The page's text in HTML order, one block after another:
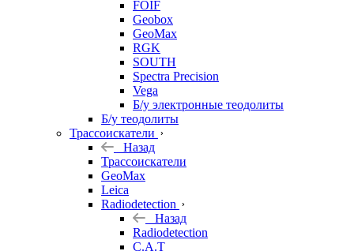
FOIF
Geobox
GeoMax
RGK
SOUTH
Spectra Precision
Vega
Б/у электронные теодолиты
Б/у теодолиты
Трассоискатели
Назад
Трассоискатели
GeoMax
Leica
Radiodetection
Назад
Radiodetection
C.A.T